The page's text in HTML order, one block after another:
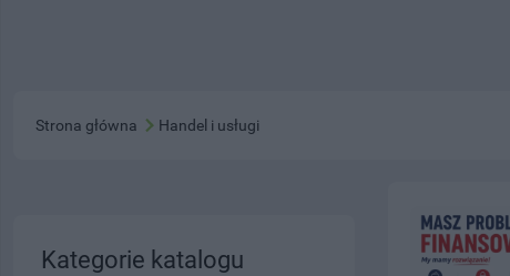
Strona główna Handel i usługi
Kategorie katalogu